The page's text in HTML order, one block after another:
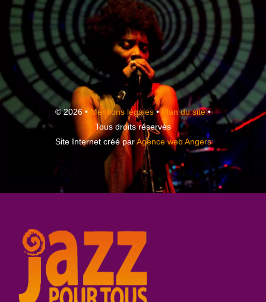
© 2026 • Mentions légales•Plan du site•
Tous droits réservés
Site Internet créé parAgence web Angers